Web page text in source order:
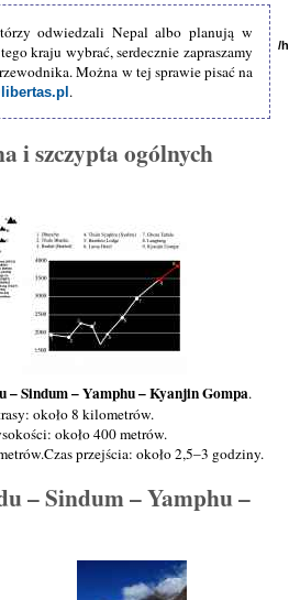
odwiedzali Nepal albo planują w
kraju wybrać, serdecznie zapraszamy
Można w tej sprawie pisać na
.
i szczypta ogólnych
– Sindum – Yamphu – Kyanjin Gompa.
około 8 kilometrów.
około 400 metrów.
Czas przejścia: około 2,5–3 godziny.
– Sindum – Yamphu –
/